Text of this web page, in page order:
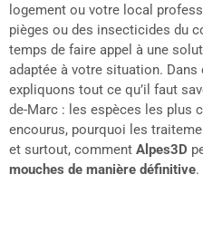
logement ou votre local
pièges ou des insecticides du
temps de faire appel à une
adaptée à votre situation.
expliquons tout ce qu’il faut
de-Marc : les espèces les plus
encourus, pourquoi les
et surtout, comment Alpes3D
mouches de manière définitive.